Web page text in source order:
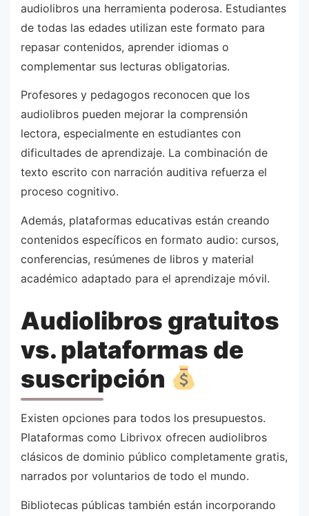
audiolibros una herramienta poderosa. Estudiantes
de todas las edades utilizan este formato para
repasar contenidos, aprender idiomas o
complementar sus lecturas obligatorias.
Profesores y pedagogos reconocen que los
audiolibros pueden mejorar la comprensión
lectora, especialmente en estudiantes con
dificultades de aprendizaje. La combinación de
texto escrito con narración auditiva refuerza el
proceso cognitivo.
Además, plataformas educativas están creando
contenidos específicos en formato audio: cursos,
conferencias, resúmenes de libros y material
académico adaptado para el aprendizaje móvil.
Audiolibros gratuitos
vs. plataformas de
suscripción
Existen opciones para todos los presupuestos.
Plataformas como Librivox ofrecen audiolibros
clásicos de dominio público completamente gratis,
narrados por voluntarios de todo el mundo.
Bibliotecas públicas también están incorporando